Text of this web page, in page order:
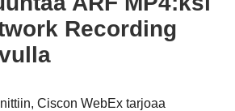
Recording
Ciscon WebEx tarjoaa